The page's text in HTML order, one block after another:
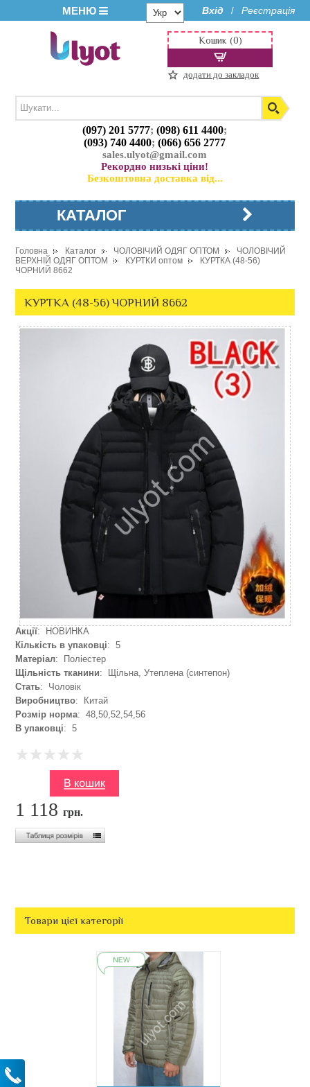
МЕНЮ Вхід / Реєстрація
(097) 201 5777;(098) 611 4400;
(093) 740 4400;(066) 656 2777
sales.ulyot@gmail.com
Рекордно низькі ціни!
Безкоштовна доставка від...
Кошик (0)
додати до закладок
КАТАЛОГ
Головна Каталог ЧОЛОВІЧИЙ ОДЯГ ОПТОМ
ЧОЛОВІЧИЙ
ВЕРХНІЙ ОДЯГ ОПТОМ
КУРТКИ оптом
КУРТКА (48-56)
ЧОРНИЙ 8662
КУРТКА (48-56) ЧОРНИЙ 8662
Акції: НОВИНКА
Кількість в упаковці: 5
Матеріал: Поліестер
Щільність тканини: Щільна, Утеплена (синтепон)
Стать: Чоловік
Виробництво: Китай
Розмір норма: 48,50,52,54,56
В упаковці: 5
1 118грн.
Товари цієї категорії